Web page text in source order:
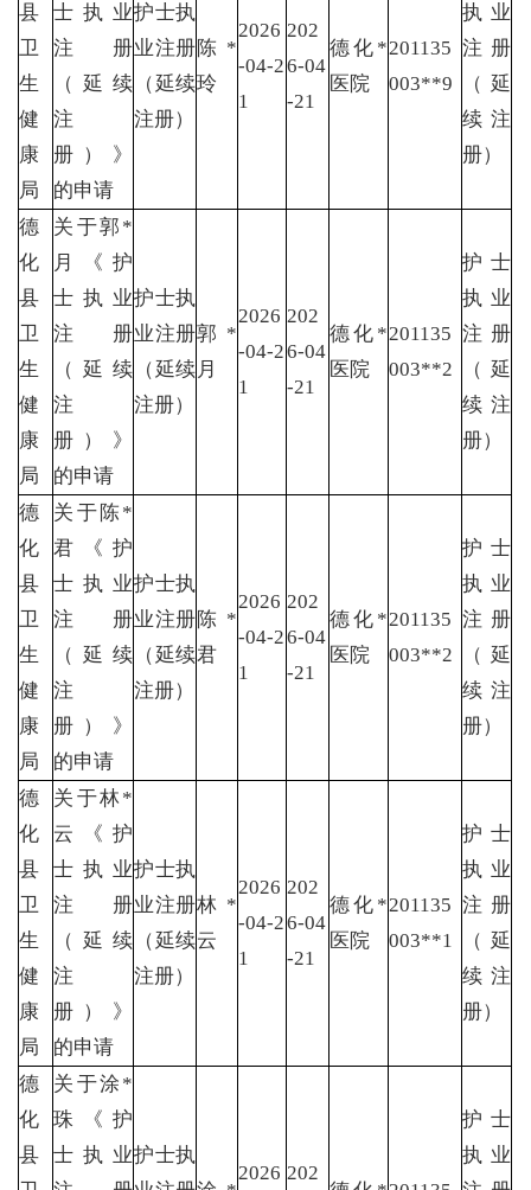
县
卫
生
健
康
局
士执业
注册
（延续
注
册）》
的申请
护士执
业注册
（延续
注册）
陈*
玲
2026
-04-2
1
202
6-04
-21
德化*
医院
201135
003**9
执业
注册
（延
续注
册）
德
化
县
卫
生
健
康
局
关于郭*
月《护
士执业
注册
（延续
注
册）》
的申请
护士执
业注册
（延续
注册）
郭*
月
2026
-04-2
1
202
6-04
-21
德化*
医院
201135
003**2
护士
执业
注册
（延
续注
册）
德
化
县
卫
生
健
康
局
关于陈*
君《护
士执业
注册
（延续
注
册）》
的申请
护士执
业注册
（延续
注册）
陈*
君
2026
-04-2
1
202
6-04
-21
德化*
医院
201135
003**2
护士
执业
注册
（延
续注
册）
德
化
县
卫
生
健
康
局
关于林*
云《护
士执业
注册
（延续
注
册）》
的申请
护士执
业注册
（延续
注册）
林*
云
2026
-04-2
1
202
6-04
-21
德化*
医院
201135
003**1
护士
执业
注册
（延
续注
册）
德
化
县
关于涂*
珠《护
士执业护士执
2026 202
护士
执业